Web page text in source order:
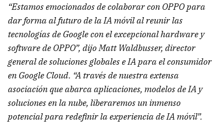
“Estamos emocionados de colaborar con OPPO para
dar forma al futuro de la IA móvil al reunir las
tecnologías de Google con el excepcional hardware y
software de OPPO”, dijo Matt Waldbusser, director
general de soluciones globales e IA para el consumidor
en Google Cloud. “A través de nuestra extensa
asociación que abarca aplicaciones, modelos de IA y
soluciones en la nube, liberaremos un inmenso
potencial para redefinir la experiencia de IA móvil”.